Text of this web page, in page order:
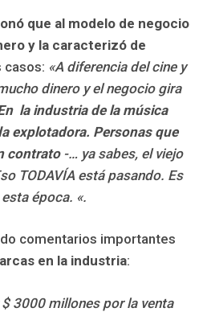
que al modelo de negocio
y la caracterizó de
casos: «A diferencia del cine y
dinero y el negocio gira
la industria de la música
explotadora. Personas que
contrato-… ya sabes, el viejo
TODAVÍA está pasando. Es
época. «.
comentarios importantes
en la industria:
$ 3000 millones por la venta